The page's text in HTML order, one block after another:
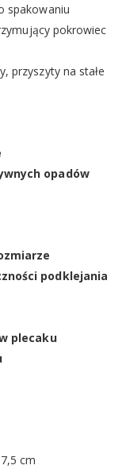
spakowaniu
pokrowiec
przyszyty na stałe
opadów
podklejania
plecaku
cm